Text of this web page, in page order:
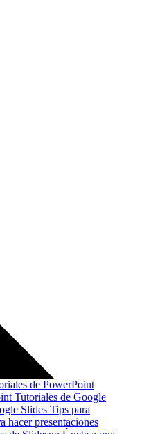
de PowerPoint
Tutoriales de Google
Slides Tips para
hacer presentaciones